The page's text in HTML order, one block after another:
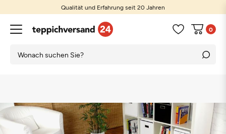
Qualität und Erfahrung seit 20 Jahren
0